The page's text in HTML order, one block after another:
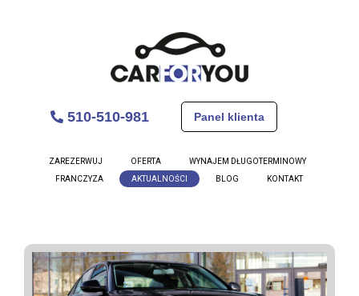
510-510-981 Panel klienta
ZAREZERWUJ OFERTA
WYNAJEM DŁUGOTERMINOWY
FRANCZYZA
AKTUALNOŚCI BLOG KONTAKT